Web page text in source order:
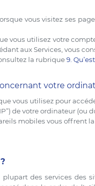
vous visitez ses
vous utilisez votre
aux Services, vous
la rubrique9.
votre
vous utilisez pour
de votre ordinateur
mobiles vous offrent
des services des